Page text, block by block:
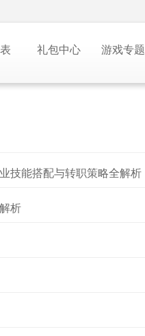
礼包中心 游戏专题
技能搭配与转职策略全解析
析